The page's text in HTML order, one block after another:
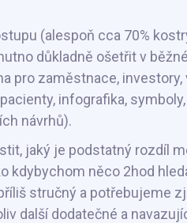
(alespoň cca 70%
důkladně ošetřit v
pro zaměstnace, investory,
infografika,
návrhů).
jaký je podstatný rozdíl
kdybychom něco 2hod
stručný a potřebujeme
další dodatečné a